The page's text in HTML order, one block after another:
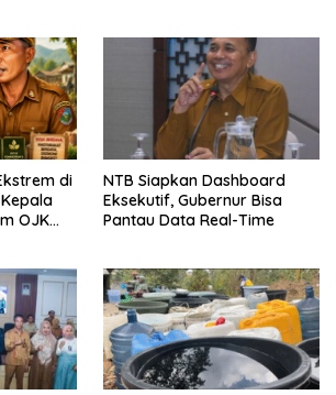
di
OJK
NTB Siapkan Dashboard
Eksekutif, Gubernur Bisa
Pantau Data Real-Time